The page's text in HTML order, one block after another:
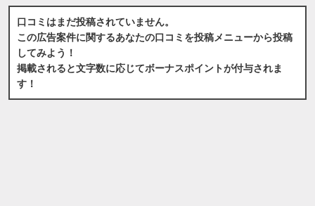
口コミはまだ投稿されていません。
この広告案件に関するあなたの口コミを投稿メニューから投稿
してみよう！
掲載されると文字数に応じてボーナスポイントが付与されま
す！